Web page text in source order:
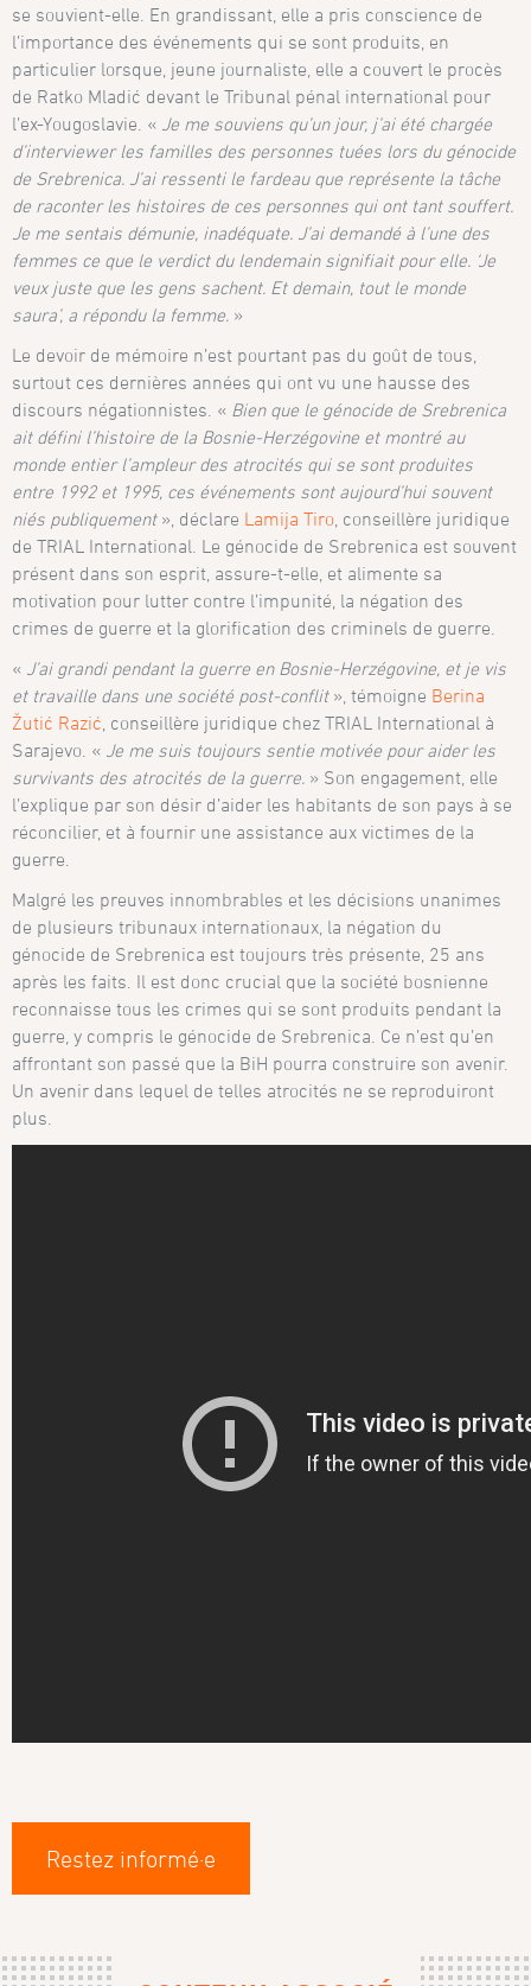
se souvient-elle. En grandissant, elle a pris conscience de
l’importance des événements qui se sont produits, en
particulier lorsque, jeune journaliste, elle a couvert le procès
de Ratko Mladić devant le Tribunal pénal international pour
l’ex-Yougoslavie. « Je me souviens qu’un jour, j’ai été chargée
d’interviewer les familles des personnes tuées lors du génocide
de Srebrenica. J’ai ressenti le fardeau que représente la tâche
de raconter les histoires de ces personnes qui ont tant souffert.
Je me sentais démunie, inadéquate. J’ai demandé à l’une des
femmes ce que le verdict du lendemain signifiait pour elle. ‘Je
veux juste que les gens sachent. Et demain, tout le monde
saura’, a répondu la femme. »
Le devoir de mémoire n’est pourtant pas du goût de tous,
surtout ces dernières années qui ont vu une hausse des
discours négationnistes. « Bien que le génocide de Srebrenica
ait défini l’histoire de la Bosnie-Herzégovine et montré au
monde entier l’ampleur des atrocités qui se sont produites
entre 1992 et 1995, ces événements sont aujourd’hui souvent
niés publiquement», déclare Lamija Tiro , conseillère juridique
de TRIAL International. Le génocide de Srebrenica est souvent
présent dans son esprit, assure-t-elle, et alimente sa
motivation pour lutter contre l’impunité, la négation des
crimes de guerre et la glorification des criminels de guerre.
« J’ai grandi pendant la guerre en Bosnie-Herzégovine, et je vis
et travaille dans une société post-conflit», témoigne Berina
Žutić Razić , conseillère juridique chez TRIAL International à
Sarajevo. « Je me suis toujours sentie motivée pour aider les
survivants des atrocités de la guerre. » Son engagement, elle
l’explique par son désir d’aider les habitants de son pays à se
réconcilier, et à fournir une assistance aux victimes de la
guerre.
Malgré les preuves innombrables et les décisions unanimes
de plusieurs tribunaux internationaux, la négation du
génocide de Srebrenica est toujours très présente, 25 ans
après les faits. Il est donc crucial que la société bosnienne
reconnaisse tous les crimes qui se sont produits pendant la
guerre, y compris le génocide de Srebrenica. Ce n’est qu’en
affrontant son passé que la BiH pourra construire son avenir.
Un avenir dans lequel de telles atrocités ne se reproduiront
plus.
Restez informé·e